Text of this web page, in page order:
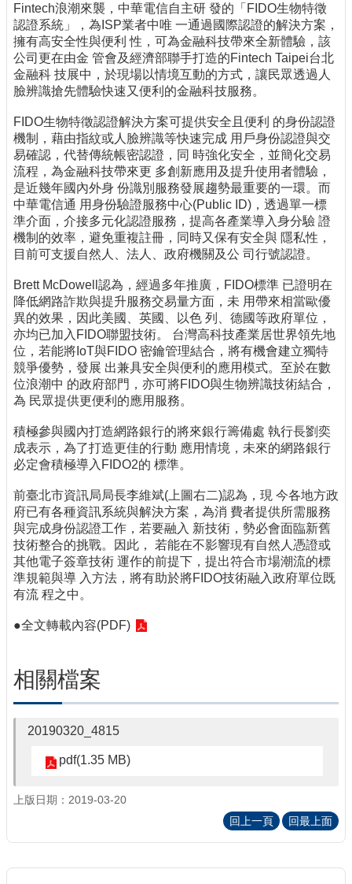
Fintech浪潮來襲，中華電信自主研 發的「FIDO生物特徵
認證系統」，為ISP業者中唯 一通過國際認證的解決方案，
擁有高安全性與便利 性，可為金融科技帶來全新體驗，該
公司更在由金 管會及經濟部聯手打造的Fintech Taipei台北
金融科 技展中，於現場以情境互動的方式，讓民眾透過人
臉辨識搶先體驗快速又便利的金融科技服務。
FIDO生物特徵認證解決方案可提供安全且便利 的身份認證
機制，藉由指紋或人臉辨識等快速完成 用戶身份認證與交
易確認，代替傳統帳密認證，同 時強化安全，並簡化交易
流程，為金融科技帶來更 多創新應用及提升使用者體驗，
是近幾年國內外身 份識別服務發展趨勢最重要的一環。而
中華電信通 用身份驗證服務中心(Public ID)，透過單一標
準介面，介接多元化認證服務，提高各產業導入身分驗 證
機制的效率，避免重複註冊，同時又保有安全與 隱私性，
目前可支援自然人、法人、政府機關及公 司行號認證。
Brett McDowell認為，經過多年推廣，FIDO標準 已證明在
降低網路詐欺與提升服務交易量方面，未 用帶來相當歐優
異的效果，因此美國、英國、以色 列、德國等政府單位，
亦均已加入FIDO聯盟技術。 台灣高科技產業居世界領先地
位，若能將IoT與FIDO 密鑰管理結合，將有機會建立獨特
競爭優勢，發展 出兼具安全與便利的應用模式。至於在數
位浪潮中 的政府部門，亦可將FIDO與生物辨識技術結合，
為 民眾提供更便利的應用服務。
積極參與國內打造網路銀行的將來銀行籌備處 執行長劉奕
成表示，為了打造更佳的行動 應用情境，未來的網路銀行
必定會積極導入FIDO2的 標準。
前臺北市資訊局局長李維斌(上圖右二)認為，現 今各地方政
府已有各種資訊系統與解決方案，為消 費者提供所需服務
與完成身份認證工作，若要融入 新技術，勢必會面臨新舊
技術整合的挑戰。因此， 若能在不影響現有自然人憑證或
其他電子簽章技術 運作的前提下，提出符合市場潮流的標
準規範與導 入方法，將有助於將FIDO技術融入政府單位既
有流 程之中。
●全文轉載內容(PDF)
相關檔案
20190320_4815
pdf(1.35 MB)
上版日期：2019-03-20
回上一頁
回最上面